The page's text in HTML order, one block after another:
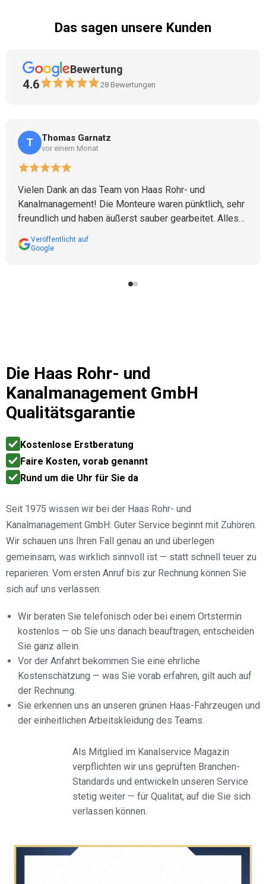
Das sagen unsere Kunden
Bewertung
4.6 28 Bewertungen
T Thomas Garnatz
vor einem Monat
Vielen Dank an das Team von Haas Rohr- und
Kanalmanagement! Die Monteure waren pünktlich, sehr
freundlich und haben äußerst sauber gearbeitet. Alles
Arbeiten wieder ordentlich hinterlassen. Die
erklärt wurden. Man merkt sofort, dass hier Fachleute
Veröffentlicht auf
Google
Die Haas Rohr- und
Kanalmanagement GmbH
Qualitätsgarantie
Kostenlose Erstberatung
Faire Kosten, vorab genannt
Rund um die Uhr für Sie da
Seit 1975 wissen wir bei der Haas Rohr- und
Kanalmanagement GmbH: Guter Service beginnt mit Zuhören.
Wir schauen uns Ihren Fall genau an und überlegen
gemeinsam, was wirklich sinnvoll ist — statt schnell teuer zu
reparieren. Vom ersten Anruf bis zur Rechnung können Sie
sich auf uns verlassen:
Wir beraten Sie telefonisch oder bei einem Ortstermin
kostenlos — ob Sie uns danach beauftragen, entscheiden
Sie ganz allein.
Vor der Anfahrt bekommen Sie eine ehrliche
Kostenschätzung — was Sie vorab erfahren, gilt auch auf
der Rechnung.
Sie erkennen uns an unseren grünen Haas-Fahrzeugen und
der einheitlichen Arbeitskleidung des Teams.
Als Mitglied im Kanalservice Magazin
verpflichten wir uns geprüften Branchen-
Standards und entwickeln unseren Service
stetig weiter — für Qualität, auf die Sie sich
verlassen können.